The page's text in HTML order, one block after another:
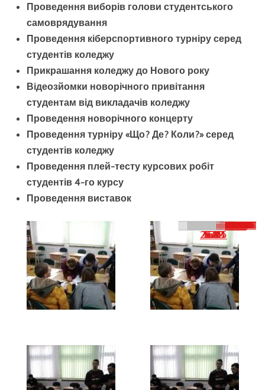
Проведення виборів голови студентського
самоврядування
Проведення кіберспортивного турніру серед
студентів коледжу
Прикрашання коледжу до Нового року
Відеозйомки новорічного привітання
студентам від викладачів коледжу
Проведення новорічного концерту
Проведення турніру «Що? Де? Коли?» серед
студентів коледжу
Проведення плей-тесту курсових робіт
студентів 4-го курсу
Проведення виставок